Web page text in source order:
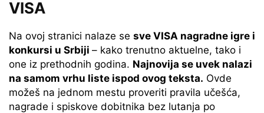
VISA
Na ovoj stranici nalaze se sve VISA nagradne igre i
konkursi u Srbiji – kako trenutno aktuelne, tako i
one iz prethodnih godina. Najnovija se uvek nalazi
na samom vrhu liste ispod ovog teksta. Ovde
možeš na jednom mestu proveriti pravila učešća,
nagrade i spiskove dobitnika bez lutanja po